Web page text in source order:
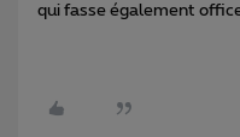
qui fasse également office